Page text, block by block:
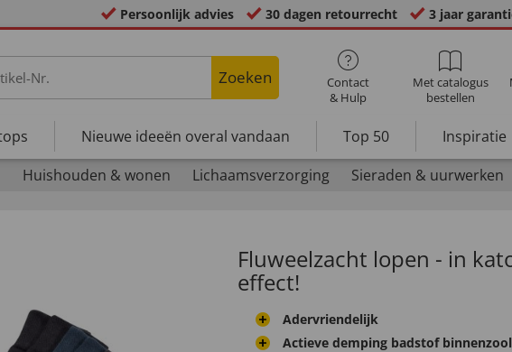
Persoonlijk advies 30 dagen retourrecht 3 jaar
Zoeken
Contact
& Hulp
Met catalogus
bestellen
Nieuwe ideeën overal vandaan Top 50 Inspiratie
Huishouden & wonen Lichaamsverzorging Sieraden & uurwerken
Fluweelzacht lopen - in
effect!
Adervriendelijk
Actieve demping badstof binnenzool